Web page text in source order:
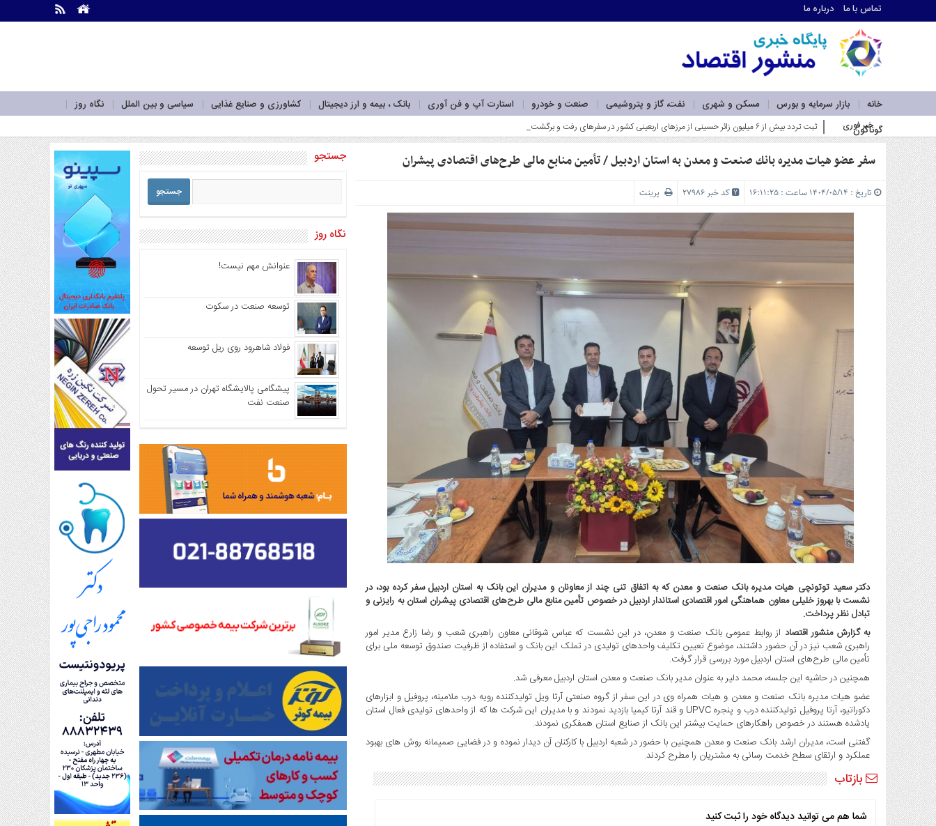
تماس با ما درباره ما
خانه بازار سرمایه و بورس مسکن و شهری نفت، گاز و پتروشیمی صنعت و خودرو استارت آپ و فن آوری بانک ، بیمه و ارز دیجیتال کشاورزی و صنایع غذایی سیاسی و بین الملل
نگاه روز
گوناگون
ما
درباره
سرویس
ها
خانه
بازار
سرمایه
و
بورس
مسکن
و
شهری
نفت،
گاز
و
پتروشیمی
صنعت
و
خودرو
استارت
آپ
و
فن
آوری
بانک
،
بیمه
و
ارز
دیجیتال
کشاورزی
و
صنایع
غذایی
سیاسی
و
بین
الملل
نگاه
روز
گوناگون
خبر فوری ضرورت بازآفرینی در نقشه راه ل_
سفر عضو هیات مدیره بانك صنعت و معدن به استان اردبیل / تأمین منابع مالی طرح‌های اقتصادی پیشران
تاریخ : ۱۴۰۴/۰۵/۱۴ ساعت : ۱۶:۱۱:۲۵ کد خبر 27986 پرینت
دکتر سعید توتونچی هیات مدیره بانک صنعت و معدن که به اتفاق تنی چند از معاونان و مدیران این بانک به استان اردبیل سفر کرده بود، در
نشست با بهروز خلیلی معاون هماهنگی امور اقتصادی استاندار اردبیل در خصوص تأمین منابع مالی طرح‌های اقتصادی پیشران استان به رایزنی و
تبادل نظر پرداخت.
به گزارش منشور اقتصاد از روابط عمومی بانک صنعت و معدن، در این نشست که عباس شوقانی معاون راهبری شعب و رضا زارع مدیر امور
راهبری شعب نیز در آن حضور داشتند، موضوع تعیین تکلیف واحدهای تولیدی در تملک این بانک و استفاده از ظرفیت صندوق توسعه ملی برای
تأمین مالی طرح‌های استان اردبیل مورد بررسی قرار گرفت.
همچنین در حاشیه این جلسه، محمد دلیر به‌ عنوان مدیر بانک صنعت و معدن استان اردبیل معرفی شد.
عضو هیات مدیره بانک صنعت و معدن و هیات همراه وی در این سفر از گروه صنعتی آرتا ویل تولیدکننده رویه درب ملامینه، پروفیل و ابزارهای
دکوراتیو، آرتا پروفیل تولیدکننده درب و پنجره UPVC و قند آرتا کیمیا بازدید نمودند و با مدیران این شرکت ها که از واحدهای تولیدی فعال استان
یادشده هستند در خصوص راهکارهای حمایت بیشتر این بانک از صنایع استان همفکری نمودند.
گفتنی است، مدیران ارشد بانک صنعت و معدن همچنین با حضور در شعبه اردبیل با کارکنان آن دیدار نموده و در فضایی صمیمانه روش های بهبود
عملکرد و ارتقای سطح خدمت رسانی به مشتریان را مطرح کردند.
بازتاب
شما هم می توانید دیدگاه خود را ثبت کنید
جستجو
نگاه روز
عنوانش مهم نیست!
توسعه صنعت در سکوت
فولاد شاهرود روی ریل توسعه
پیشگامی پالایشگاه تهران در مسیر تحول
صنعت نفت